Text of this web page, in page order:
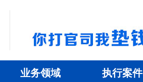
业务领域 执行案件